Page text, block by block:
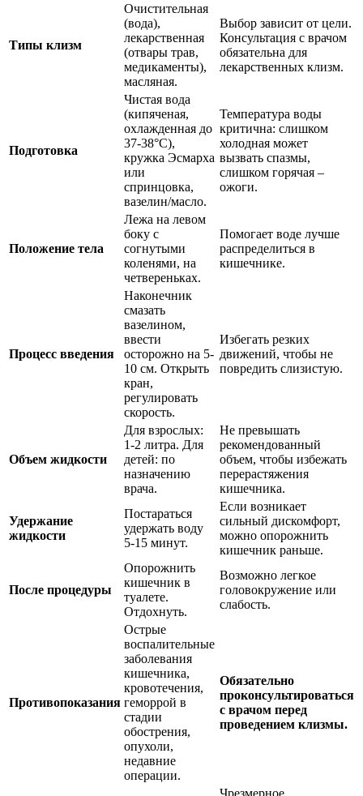
Типы клизм
Очистительная
(вода),
лекарственная
(отвары трав,
медикаменты),
масляная.
Выбор зависит от цели.
Консультация с врачом
обязательна для
лекарственных клизм.
Подготовка
Чистая вода
(кипяченая,
охлажденная до
37-38°C),
кружка Эсмарха
или
спринцовка,
вазелин/масло.
Температура воды
критична: слишком
холодная может
вызвать спазмы,
слишком горячая –
ожоги.
Положение тела
Лежа на левом
боку с
согнутыми
коленями, на
четвереньках.
Помогает воде лучше
распределиться в
кишечнике.
Процесс введения
Наконечник
смазать
вазелином,
ввести
осторожно на 5-
10 см. Открыть
кран,
регулировать
скорость.
Избегать резких
движений, чтобы не
повредить слизистую.
Объем жидкости
Для взрослых:
1-2 литра. Для
детей: по
назначению
врача.
Не превышать
рекомендованный
объем, чтобы избежать
перерастяжения
кишечника.
Удержание
жидкости
Постараться
удержать воду
5-15 минут.
Если возникает
сильный дискомфорт,
можно опорожнить
кишечник раньше.
После процедуры
Опорожнить
кишечник в
туалете.
Отдохнуть.
Возможно легкое
головокружение или
слабость.
Противопоказания
Острые
воспалительные
заболевания
кишечника,
кровотечения,
геморрой в
стадии
обострения,
опухоли,
недавние
операции.
Обязательно
проконсультироваться
с врачом перед
проведением клизмы.
Чрезмерное